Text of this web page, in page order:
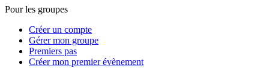
Pour les groupes
Créer un compte
Gérer mon groupe
Premiers pas
Créer mon premier évènement